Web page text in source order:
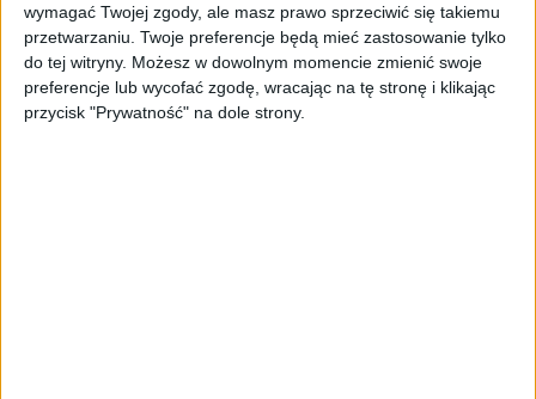
wymagać Twojej zgody, ale masz prawo sprzeciwić się takiemu
przetwarzaniu. Twoje preferencje będą mieć zastosowanie tylko
do tej witryny. Możesz w dowolnym momencie zmienić swoje
preferencje lub wycofać zgodę, wracając na tę stronę i klikając
przycisk "Prywatność" na dole strony.